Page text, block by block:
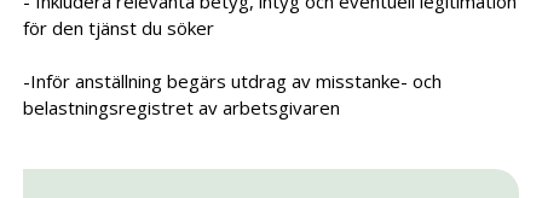
för den tjänst du söker
-Inför anställning begärs utdrag av misstanke- och
belastningsregistret av arbetsgivaren